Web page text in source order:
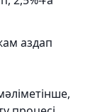
аздап